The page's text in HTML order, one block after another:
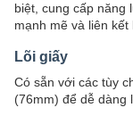
biệt, cung cấp năng
mạnh mẽ và liên kết
Lõi giấy
Có sẵn với các tùy
(76mm) để dễ dàng